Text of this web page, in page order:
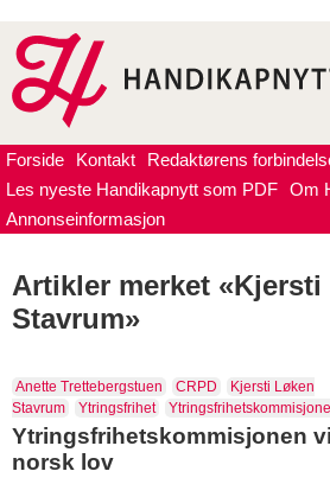
Forside Kontakt
Redaktørens
Les nyeste Handikapnytt som PDF Om
Annonseinformasjon
Artikler merket «Kjersti
Stavrum»
Anette Trettebergstuen CRPD
Kjersti Løken
Stavrum
Ytringsfrihet
Ytringsfrihetskommisjonen
norsk lov